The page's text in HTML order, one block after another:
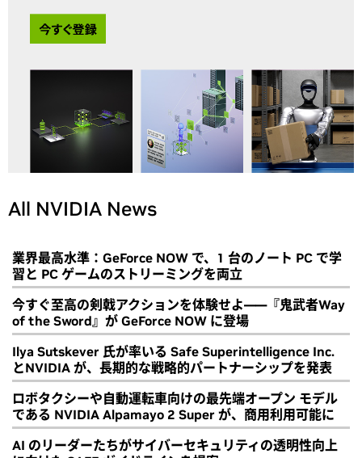
All NVIDIA News
業界最高水準：GeForce NOW で、1 台のノート PC で学
習と PC ゲームのストリーミングを両立
今すぐ至高の剣戟アクションを体験せよ――『鬼武者Way
of the Sword』が GeForce NOW に登場
Ilya Sutskever 氏が率いる Safe Superintelligence Inc.
とNVIDIA が、長期的な戦略的パートナーシップを発表
ロボタクシーや自動運転車向けの最先端オープン モデル
である NVIDIA Alpamayo 2 Super が、商用利用可能に
AI のリーダーたちがサイバーセキュリティの透明性向上